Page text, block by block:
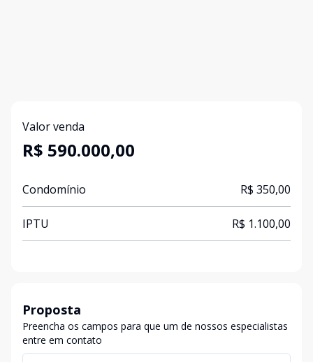
Valor venda
R$ 590.000,00
Condomínio R$ 350,00
IPTU R$ 1.100,00
Proposta
Preencha os campos para que um de nossos especialistas
entre em contato